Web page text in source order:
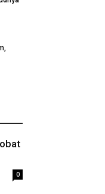
0